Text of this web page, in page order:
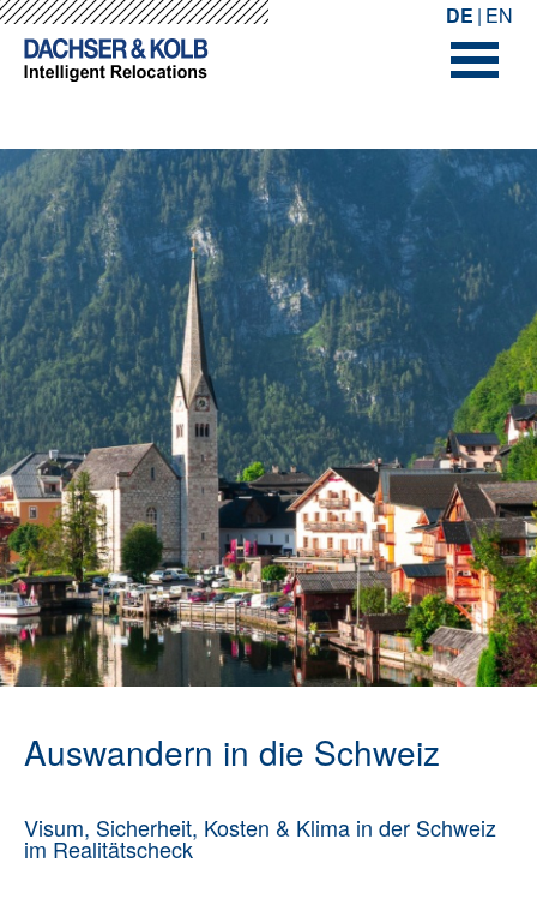
-->--> DE EN
Auswandern in die Schweiz
Visum, Sicherheit, Kosten & Klima in der Schweiz
im Realitätscheck